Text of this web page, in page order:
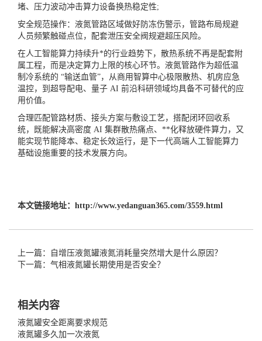
堵、压力波动冲击算力设备换热稳定性;
安全规范操作：液氮管路区域做好防冻伤警示，管路布局规避
人员频繁触碰点位，配套泄压安全阀规避超压风险。
在人工智能算力持续升*的行业趋势下，散热系统不再是配套附
属工程，而是决定算力上限的核心环节。液氮管路作为超低温
制冷系统的 “输送血管”，从商用智算中心极限散热、机房应急
温控，到超导配电、量子 AI 前沿科研领域均具备不可替代的应
用价值。
合理匹配管路材质、接头方案与敷设工艺，搭配闭环回收系
统，既能解决高密度 AI 集群散热痛点、**化释放硬件算力，又
能实现节能降本、稳定长效运行，是下一代高端人工智能算力
基础设施重要的技术发展方向。
本文链接地址： http://www.yedanguan365.com/3559.html
上一篇：自增压液氮罐液氮消耗量突然增大是什么原因？
下一篇：气相液氮罐长期使用是否安全？
相关内容
液氮罐安全距离要求规范
液氮罐多久加一次液氮